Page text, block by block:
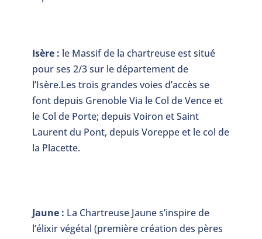
Isère : le Massif de la chartreuse est situé
pour ses 2/3 sur le département de
l’Isère.Les trois grandes voies d’accès se
font depuis Grenoble Via le Col de Vence et
le Col de Porte; depuis Voiron et Saint
Laurent du Pont, depuis Voreppe et le col de
la Placette.
Jaune : La Chartreuse Jaune s’inspire de
l’élixir végétal (première création des pères